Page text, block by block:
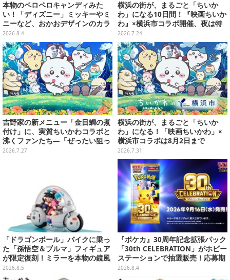
本物のペロペロキャンディみた
い！「ディズニー」ミッキーやミ
ニーなど、おかおデザインのカラ
フルチャーム全10種が8月31日発
売
2026.8.4
横浜の街が、まるごと「ちいか
わ」になる10日間！『映画ちいか
わ』×横浜市コラボ開催、夜は特
別花火まで
2026.7.24
吉野家の新メニュー「金目鯛の煮
付け」に、実質ちいかわコラボと
沸くファンたち―「ぜったい狙っ
ただろ！」「映画公開のタイミン
2026.7.27
横浜の街が、まるごと「ちいか
わ」になる！「映画ちいかわ」×
横浜市コラボは8月2日まで
2026.7.31
「ドラゴンボール」バイクに乗っ
た「孫悟空＆ブルマ」フィギュア
が限定復刻！ミラーを本物の鏡風
や、ブルマの目元が映りこむ描写
にできるステッカーを収録
2026.8.5
『ポケカ』30周年記念拡張パック
「30th CELEBRATION」がホビー
ステーションで抽選販売！応募期
間は8月6日23時59分まで
2026.8.4